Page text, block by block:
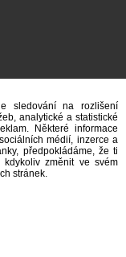
sledování na rozlišení
analytické a statistické
Některé informace
médií, inzerce a
předpokládáme, že ti
změnit ve svém
stránek.